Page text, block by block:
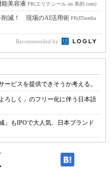
美容液 PR(エリクシール on 美的.com)
削減！ 現場のAI活用術 PR(ITmedia
Recommended by
ービスを提供できそうか考える。
ろしく」のフリー化に伴う日本語
」もIPOで大人気、日本ブランド